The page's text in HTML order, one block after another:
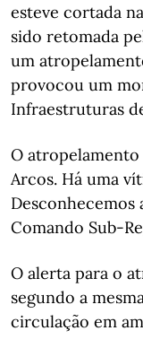
esteve cortada
sido retomada
um
provocou um
Infraestruturas
O
Arcos. Há uma
Desconhecemos
Comando Sub-
O alerta para o
segundo a
circulação em